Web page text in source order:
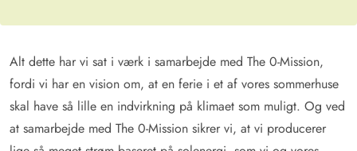
Alt dette har vi sat i værk i samarbejde med The 0-Mission,
fordi vi har en vision om, at en ferie i et af vores sommerhuse
skal have så lille en indvirkning på klimaet som muligt. Og ved
at samarbejde med The 0-Mission sikrer vi, at vi producerer